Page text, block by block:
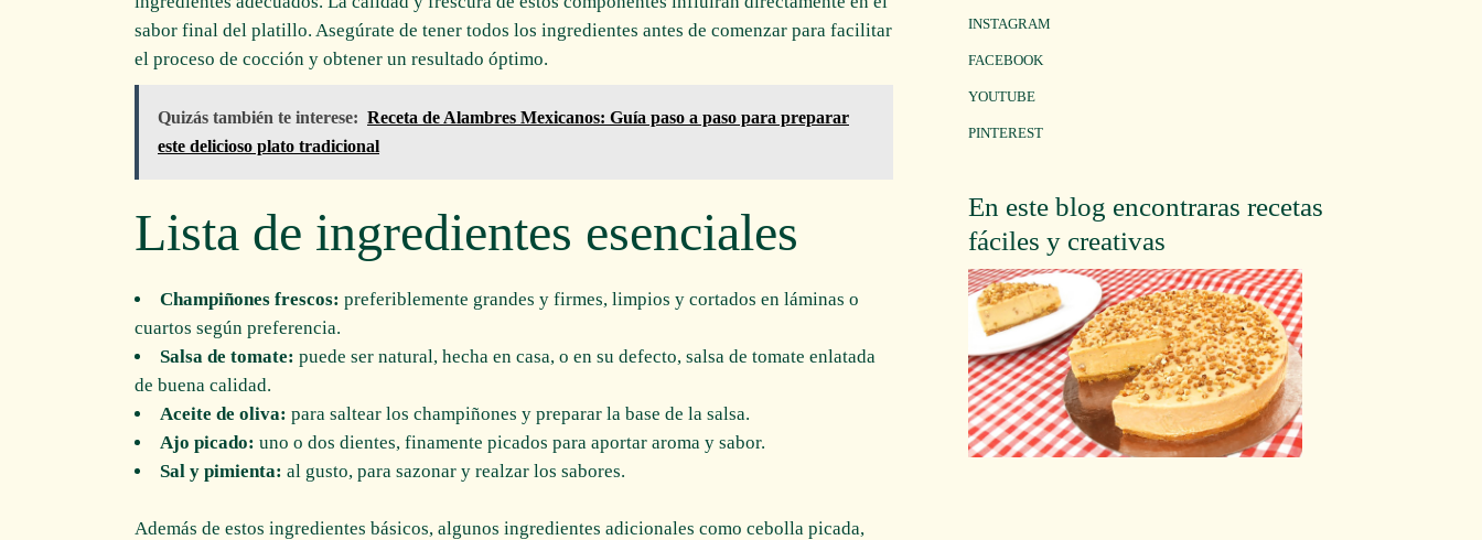
sabor final del platillo. Asegúrate de tener todos los ingredientes antes de comenzar para facilitar
el proceso de cocción y obtener un resultado óptimo.
Quizás también te interese: Receta de Alambres Mexicanos: Guía paso a paso para preparar
este delicioso plato tradicional
Lista de ingredientes esenciales
Champiñones frescos: preferiblemente grandes y firmes, limpios y cortados en láminas o
cuartos según preferencia.
Salsa de tomate: puede ser natural, hecha en casa, o en su defecto, salsa de tomate enlatada
de buena calidad.
Aceite de oliva: para saltear los champiñones y preparar la base de la salsa.
Ajo picado: uno o dos dientes, finamente picados para aportar aroma y sabor.
Sal y pimienta: al gusto, para sazonar y realzar los sabores.
Además de estos ingredientes básicos, algunos ingredientes adicionales como cebolla picada,
INSTAGRAM
FACEBOOK
YOUTUBE
PINTEREST
En este blog encontraras recetas
fáciles y creativas